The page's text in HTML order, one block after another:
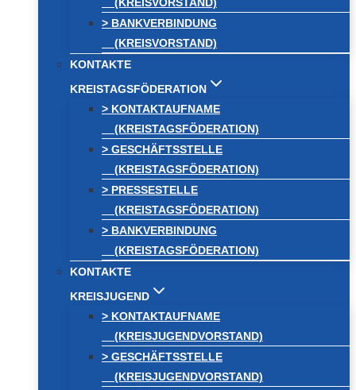
> BANKVERBINDUNG
(KREISVORSTAND)
KONTAKTE
KREISTAGSFÖDERATION
> KONTAKTAUFNAME
(KREISTAGSFÖDERATION)
> GESCHÄFTSSTELLE
(KREISTAGSFÖDERATION)
> PRESSESTELLE
(KREISTAGSFÖDERATION)
> BANKVERBINDUNG
(KREISTAGSFÖDERATION)
KONTAKTE
KREISJUGEND
> KONTAKTAUFNAME
(KREISJUGENDVORSTAND)
> GESCHÄFTSSTELLE
(KREISJUGENDVORSTAND)